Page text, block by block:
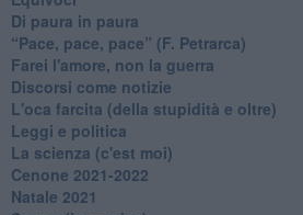
Di paura in paura
​“Pace, pace, pace” (F. Petrarca)
Farei l'amore, non la guerra
Discorsi come notizie
L'oca farcita (della stupidità e oltre)
Leggi e politica
La scienza (c'est moi)
Cenone 2021-2022
Natale 2021